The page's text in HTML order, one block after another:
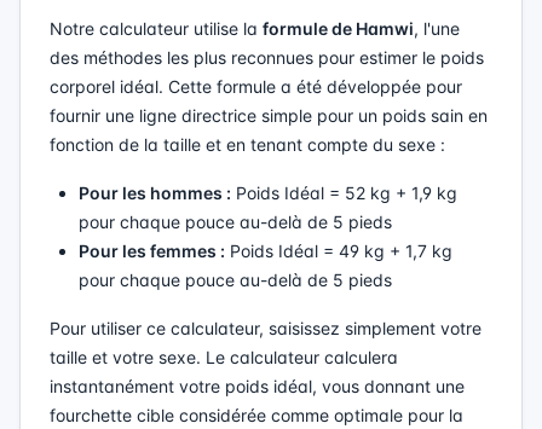
Notre calculateur utilise la formule de Hamwi, l'une
des méthodes les plus reconnues pour estimer le poids
corporel idéal. Cette formule a été développée pour
fournir une ligne directrice simple pour un poids sain en
fonction de la taille et en tenant compte du sexe :
Pour les hommes : Poids Idéal = 52 kg + 1,9 kg
pour chaque pouce au-delà de 5 pieds
Pour les femmes : Poids Idéal = 49 kg + 1,7 kg
pour chaque pouce au-delà de 5 pieds
Pour utiliser ce calculateur, saisissez simplement votre
taille et votre sexe. Le calculateur calculera
instantanément votre poids idéal, vous donnant une
fourchette cible considérée comme optimale pour la